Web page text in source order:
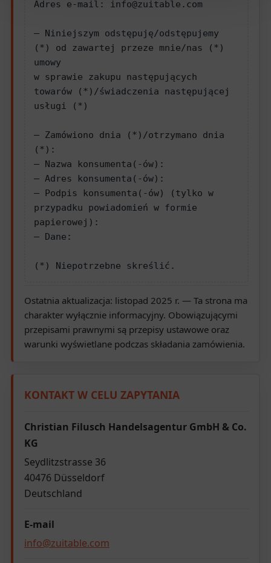
Adres e-mail: info@zuitable.com
— Niniejszym odstępuję/odstępujemy
(*) od zawartej przeze mnie/nas (*)
umowy
w sprawie zakupu następujących
towarów (*)/świadczenia następującej
usługi (*)
— Zamówiono dnia (*)/otrzymano dnia
(*):
— Nazwa konsumenta(-ów):
— Adres konsumenta(-ów):
— Podpis konsumenta(-ów) (tylko w
przypadku powiadomień w formie
papierowej):
— Dane:
(*) Niepotrzebne skreślić.
Ostatnia aktualizacja: listopad 2025 r. — Ta strona ma
charakter wyłącznie informacyjny. Obowiązującymi
przepisami prawnymi są przepisy ustawowe oraz
warunki wyświetlane podczas składania zamówienia.
KONTAKT W CELU ZAPYTANIA
Christian Filusch Handelsagentur GmbH & Co.
KG
Seydlitzstrasse 36
40476 Düsseldorf
Deutschland
E-mail
info@zuitable.com